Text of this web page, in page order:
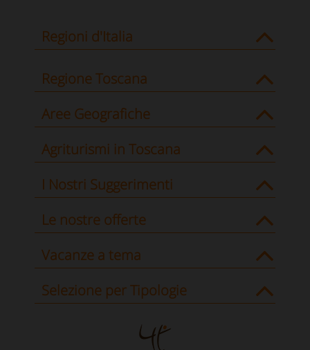
Regioni d'Italia
Regione Toscana
Aree Geografiche
Agriturismi in Toscana
I Nostri Suggerimenti
Le nostre offerte
Vacanze a tema
Selezione per Tipologie